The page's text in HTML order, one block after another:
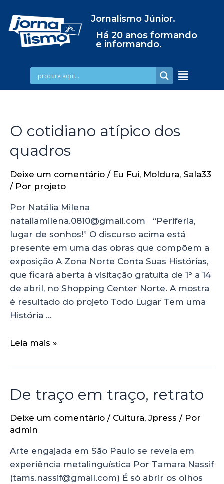
Jornalismo Júnior.
Há 20 anos formando
e informando.
O cotidiano atípico dos
quadros
Deixe um comentário / Eu Fui, Moldura, Sala33
/ Por projeto
Por Natália Milena
nataliamilena.0810@gmail.com “Periferia,
lugar de sonhos!” O discurso acima está
presente em uma das obras que compõem a
exposição A Zona Norte Conta Suas Histórias,
que ficará aberta à visitação gratuita de 1° a 14
de abril, no Shopping Center Norte. A mostra
é resultado do projeto Todo Lugar Tem uma
História …
Leia mais »
De traço em traço, retrato
Deixe um comentário / Cultura,Jpress / Por
admin
Arte engajada em São Paulo se revela em
experiência metalinguística Por Tamara Nassif
(tams.nassif@gmail.com) É só abrir os olhos